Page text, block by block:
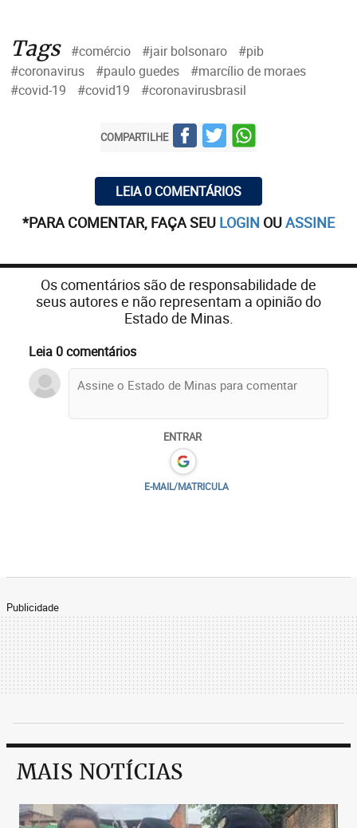
Tags #comércio #jair bolsonaro
#pib
#coronavirus
#paulo guedes
#marcílio de moraes
#covid-19
#covid19 #coronavirusbrasil
COMPARTILHE
LEIA 0 COMENTÁRIOS
*PARA COMENTAR, FAÇA SEU LOGIN OUASSINE
Os comentários são de responsabilidade de
seus autores e não representam a opinião do
Estado de Minas.
Leia 0 comentários
ENTRAR
E-MAIL/MATRICULA
Publicidade
MAIS NOTÍCIAS